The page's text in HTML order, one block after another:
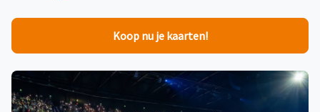
Koop nu je kaarten!